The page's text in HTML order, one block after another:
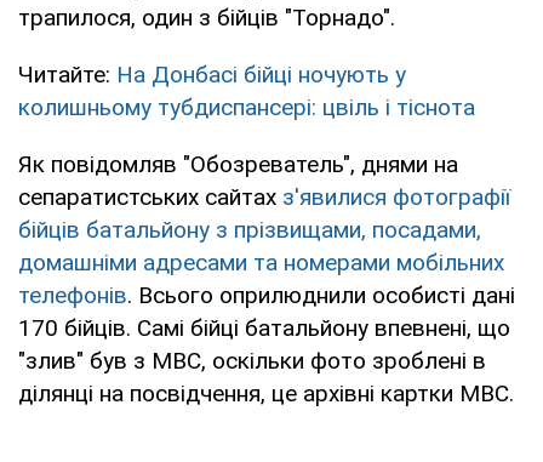
трапилося, один з бійців "Торнадо".
Читайте: На Донбасі бійці ночують у
колишньому тубдиспансері: цвіль і тіснота
Як повідомляв "Обозреватель", днями на
сепаратистських сайтах з'явилися фотографії
бійців батальйону з прізвищами, посадами,
домашніми адресами та номерами мобільних
телефонів. Всього оприлюднили особисті дані
170 бійців. Самі бійці батальйону впевнені, що
"злив" був з МВС, оскільки фото зроблені в
ділянці на посвідчення, це архівні картки МВС.